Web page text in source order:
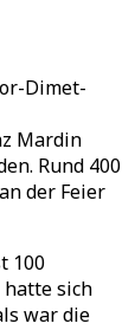
Dimet-
Mardin
Rund 400
der Feier
100
sich
war die